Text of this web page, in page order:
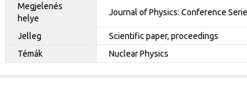
Megjelenés
helye
Journal of Physics: Conference
Jelleg
Scientific paper, proceedings
Témák
Nuclear Physics